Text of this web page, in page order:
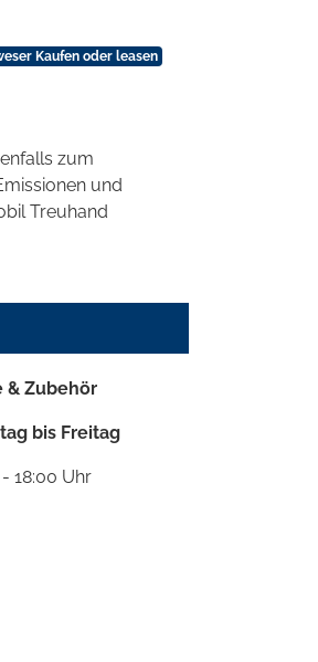
Kaufen oder leasen
zum
und
Treuhand
& Zubehör
bis Freitag
18:00 Uhr